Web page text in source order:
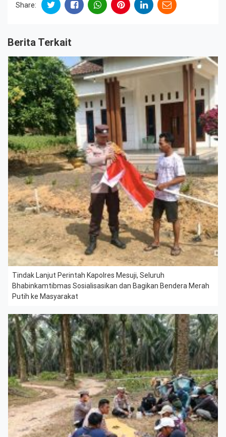
Share:
Berita Terkait
Tindak Lanjut Perintah Kapolres Mesuji, Seluruh
Bhabinkamtibmas Sosialisasikan dan Bagikan Bendera Merah
Putih ke Masyarakat